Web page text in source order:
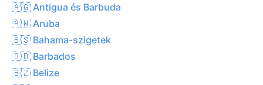
🇦🇬 Antigua és Barbuda
🇦🇼 Aruba
🇧🇸 Bahama-szigetek
🇧🇧 Barbados
🇧🇿 Belize